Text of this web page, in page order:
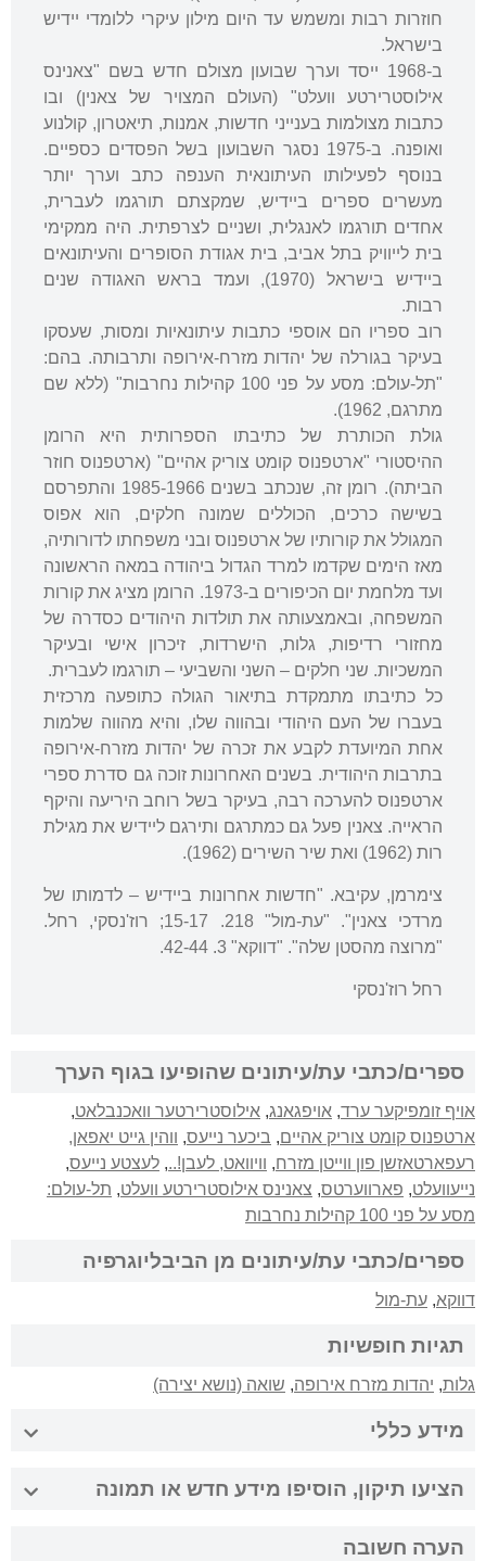
חוזרות רבות ומשמש עד היום מילון עיקרי ללומדי יידיש
בישראל.
ב-1968 ייסד וערך שבועון מצולם חדש בשם "צאנינס
אילוסטרירטע וועלט" (העולם המצויר של צאנין) ובו
כתבות מצולמות בענייני חדשות, אמנות, תיאטרון, קולנוע
ואופנה. ב-1975 נסגר השבועון בשל הפסדים כספיים.
בנוסף לפעילותו העיתונאית הענפה כתב וערך יותר
מעשרים ספרים ביידיש, שמקצתם תורגמו לעברית,
אחדים תורגמו לאנגלית, ושניים לצרפתית. היה ממקימי
בית לייוויק בתל אביב, בית אגודת הסופרים והעיתונאים
ביידיש בישראל (1970), ועמד בראש האגודה שנים
רבות.
רוב ספריו הם אוספי כתבות עיתונאיות ומסות, שעסקו
בעיקר בגורלה של יהדות מזרח-אירופה ותרבותה. בהם:
"תל-עולם: מסע על פני 100 קהילות נחרבות" (ללא שם
מתרגם, 1962).
גולת הכותרת של כתיבתו הספרותית היא הרומן
ההיסטורי "ארטפנוס קומט צוריק אהיים" (ארטפנוס חוזר
הביתה). רומן זה, שנכתב בשנים 1985-1966 והתפרסם
בשישה כרכים, הכוללים שמונה חלקים, הוא אפוס
המגולל את קורותיו של ארטפנוס ובני משפחתו לדורותיה,
מאז הימים שקדמו למרד הגדול ביהודה במאה הראשונה
ועד מלחמת יום הכיפורים ב-1973. הרומן מציג את קורות
המשפחה, ובאמצעותה את תולדות היהודים כסדרה של
מחזורי רדיפות, גלות, הישרדות, זיכרון אישי ובעיקר
המשכיות. שני חלקים – השני והשביעי – תורגמו לעברית.
כל כתיבתו מתמקדת בתיאור הגולה כתופעה מרכזית
בעברו של העם היהודי ובהווה שלו, והיא מהווה שלמות
אחת המיועדת לקבע את זכרה של יהדות מזרח-אירופה
בתרבות היהודית. בשנים האחרונות זוכה גם סדרת ספרי
ארטפנוס להערכה רבה, בעיקר בשל רוחב היריעה והיקף
הראייה. צאנין פעל גם כמתרגם ותירגם ליידיש את מגילת
רות (1962) ואת שיר השירים (1962).
צימרמן, עקיבא. "חדשות אחרונות ביידיש – לדמותו של
מרדכי צאנין". "עת-מול" 218. 15-17; רוז'נסקי, רחל.
"מרוצה מהסטן שלה". "דווקא" 3. 42-44.
רחל רוז'נסקי
ספרים/כתבי עת/עיתונים שהופיעו בגוף הערך
אויף זומפיקער ערד, אויפגאנג, אילוסטרירטער וואכנבלאט,
ארטפנוס קומט צוריק אהיים, ביכער נייעס, ווהין גייט יאפאן,
רעפארטאזשן פון ווייטן מזרח, וויוואט, לעבן!.., לעצטע נייעס,
נייעוועלט, פארווערטס, צאנינס אילוסטרירטע וועלט, תל-עולם:
מסע על פני 100 קהילות נחרבות
ספרים/כתבי עת/עיתונים מן הביבליוגרפיה
דווקא, עת-מול
תגיות חופשיות
גלות, יהדות מזרח אירופה, שואה (נושא יצירה)
מידע כללי
הציעו תיקון, הוסיפו מידע חדש או תמונה
הערה חשובה